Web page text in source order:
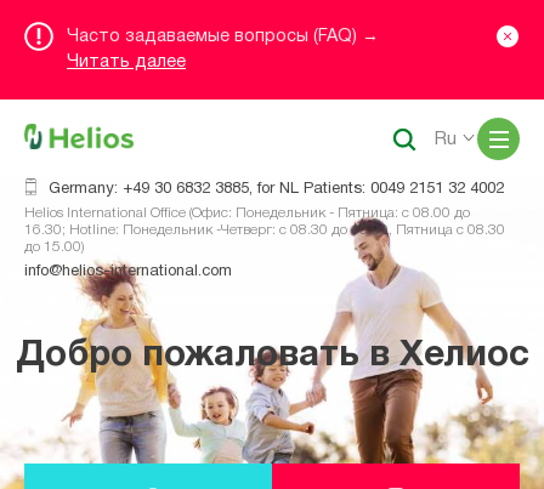
Часто задаваемые вопросы (FAQ) →
Читать далее
Germany: +49 30 6832 3885, for NL Patients: 0049 2151 32 4002
Helios International Office (Офис: Понедельник - Пятница: с 08.00 до
16.30; Hotline: Понедельник -Четверг: с 08.30 до 16.00, Пятница с 08.30
до 15.00)
info@helios-international.com
Ru
Добро пожаловать в Хелиос